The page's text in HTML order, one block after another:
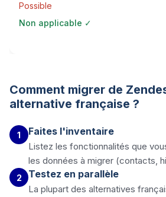
Possible
Non applicable ✓
Comment migrer de
alternative française ?
1 Faites l'inventaire
Listez les fonctionnalités que
les données à migrer (contacts,
2 Testez en parallèle
La plupart des alternatives